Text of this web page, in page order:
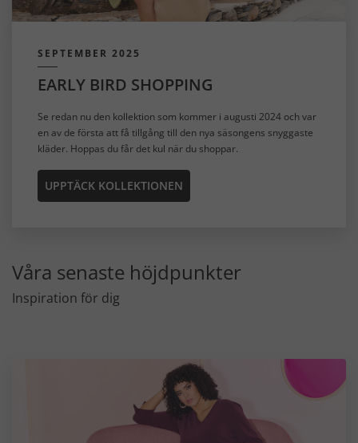
SEPTEMBER 2025
EARLY BIRD SHOPPING
Se redan nu den kollektion som kommer i augusti 2024 och var
en av de första att få tillgång till den nya säsongens snyggaste
kläder. Hoppas du får det kul när du shoppar.
UPPTÄCK KOLLEKTIONEN
Våra senaste höjdpunkter
Inspiration för dig